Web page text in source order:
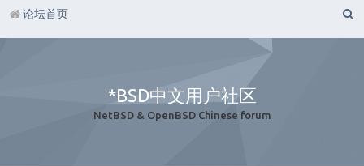
论坛首页
*BSD中文用户社区
NetBSD & OpenBSD Chinese forum